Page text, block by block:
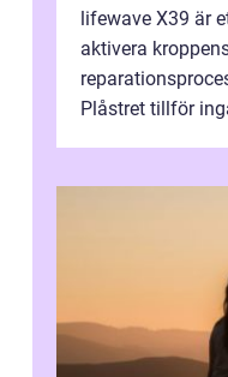
lifewave X39 är
aktivera
Plåstret tillför